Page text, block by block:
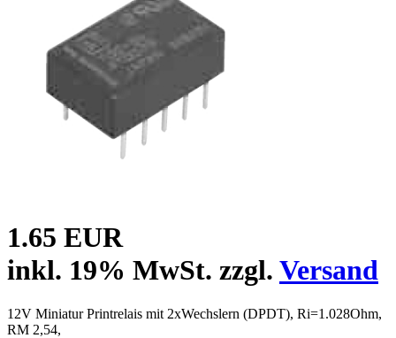
1.65 EUR
inkl. 19% MwSt. zzgl. Versand
12V Miniatur Printrelais mit 2xWechslern (DPDT), Ri=1.028Ohm,
RM 2,54,